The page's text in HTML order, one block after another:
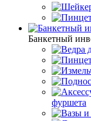
Банкетный
фуршета